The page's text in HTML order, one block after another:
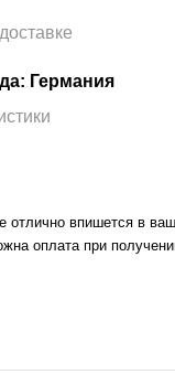
Германия
отлично впишется в
оплата при